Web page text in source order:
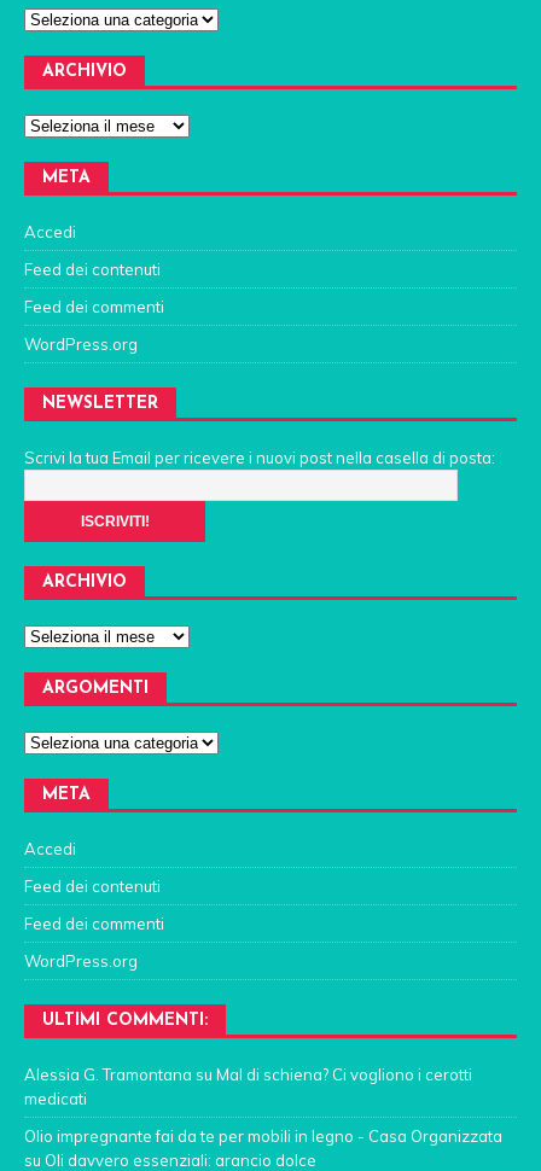
ARCHIVIO
META
Accedi
Feed dei contenuti
Feed dei commenti
WordPress.org
NEWSLETTER
Scrivi la tua Email per ricevere i nuovi post nella casella di posta:
ARCHIVIO
ARGOMENTI
META
Accedi
Feed dei contenuti
Feed dei commenti
WordPress.org
ULTIMI COMMENTI:
Alessia G. Tramontana su Mal di schiena? Ci vogliono i cerotti
medicati
Olio impregnante fai da te per mobili in legno - Casa Organizzata
su Oli davvero essenziali: arancio dolce